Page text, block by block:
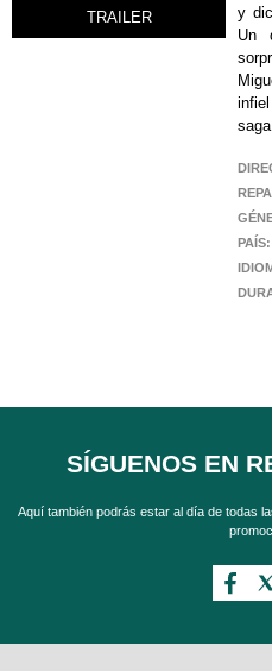
TRAILER
y
Un
PAÍS:
SÍGUENOS EN
Aquí también podrás estar al día de todas